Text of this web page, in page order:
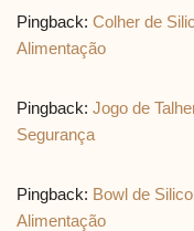
Pingback: Colher de
Alimentação
Pingback: Jogo de
Segurança
Pingback: Bowl de
Alimentação